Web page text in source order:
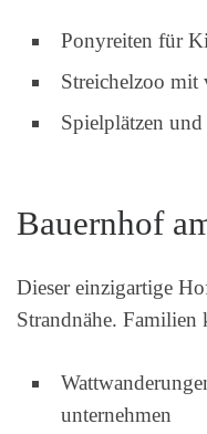
Ponyreiten für
Streichelzoo mit
Spielplätzen
Bauernhof
Dieser einzigartige
Strandnähe. Familien
unternehmen